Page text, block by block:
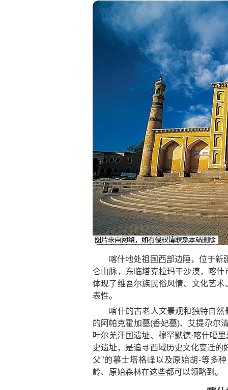
喀什地处祖国西部边陲，位于新
仑山脉，东临塔克拉玛干沙漠，喀
体现了维吾尔族民俗风情、文化艺
表性。
喀什的古老人文景观和独特自然
的阿帕克霍加墓(香妃墓)、艾提尕尔
叶尔羌汗国遗址、穆罕默德·喀什噶
史遗址，是追寻西域历史文化变迁的
父”的慕士塔格峰以及原始胡-等多
岭、原始森林在这些都可以领略到。